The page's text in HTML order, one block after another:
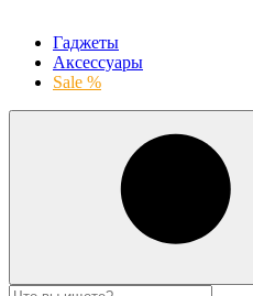
Гаджеты
Аксессуары
Sale %